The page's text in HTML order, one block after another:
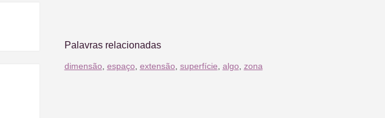
Palavras relacionadas
dimensão, espaço, extensão, superfície algo, zona